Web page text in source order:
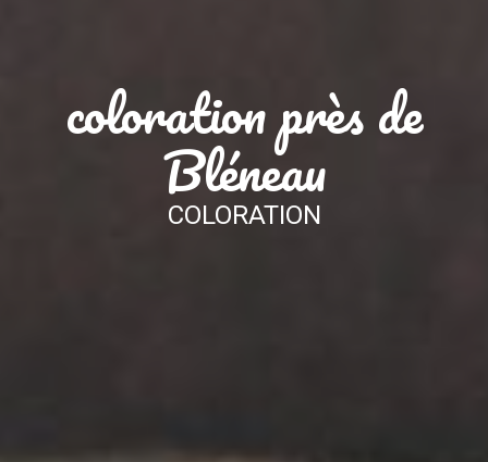
coloration près de
Bléneau
COLORATION